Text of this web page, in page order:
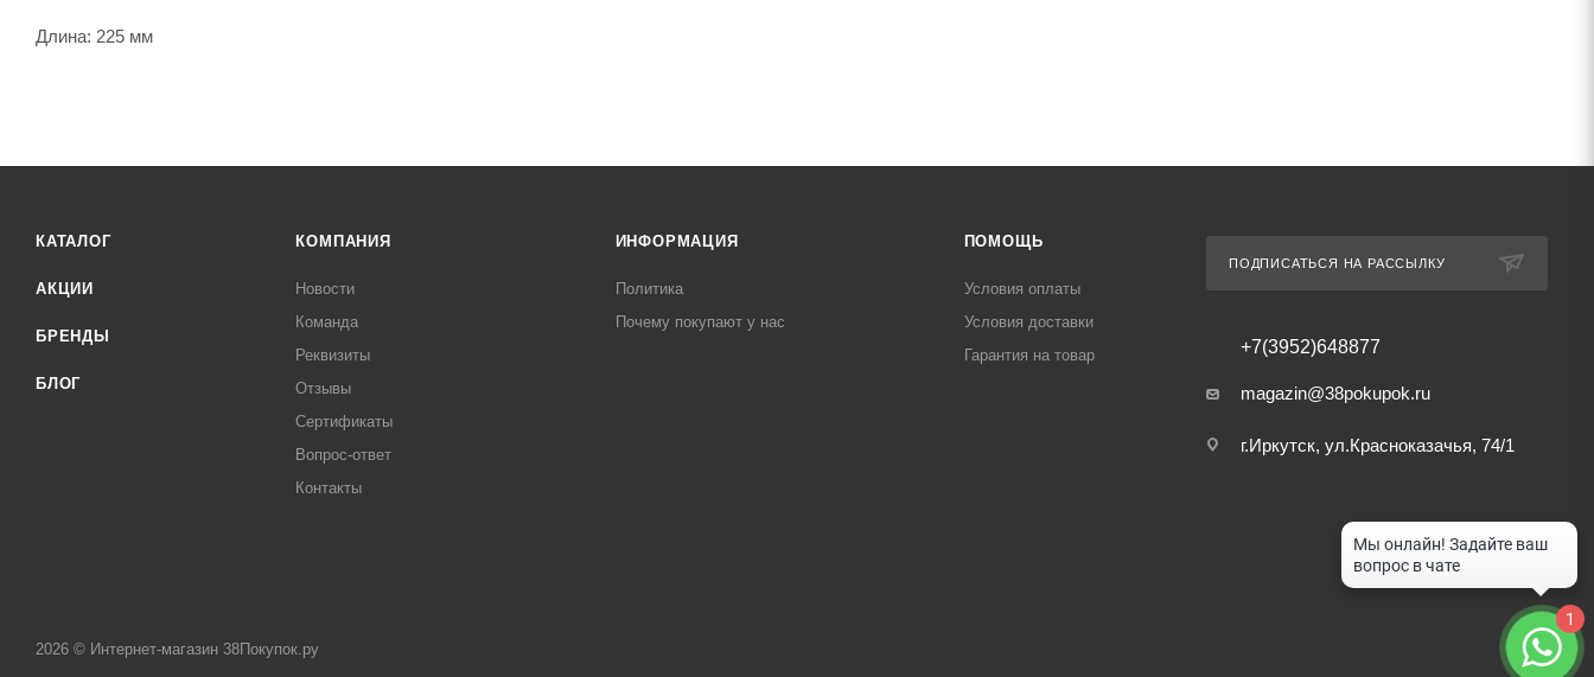
Длина: 225 мм
КАТАЛОГ
АКЦИИ
БРЕНДЫ
БЛОГ
КОМПАНИЯ
Новости
Команда
Реквизиты
Отзывы
Сертификаты
Вопрос-ответ
Контакты
ИНФОРМАЦИЯ
Политика
Почему покупают у нас
ПОМОЩЬ
Условия оплаты
Условия доставки
Гарантия на товар
ПОДПИСАТЬСЯ НА РАССЫЛКУ
+7(3952)648877
magazin@38pokupok.ru
г.Иркутск, ул.Красноказачья, 74/1
2026 © Интернет-магазин 38Покупок.ру
1